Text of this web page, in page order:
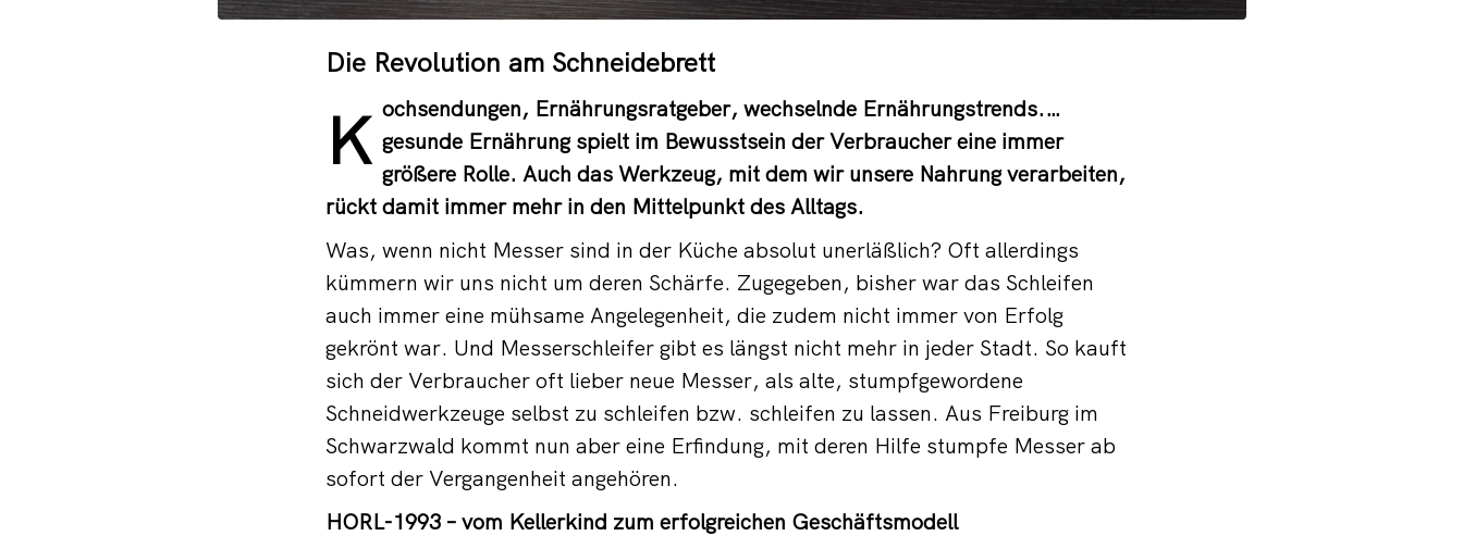
Die Revolution am Schneidebrett
K ochsendungen, Ernährungsratgeber, wechselnde Ernährungstrends.…
gesunde Ernährung spielt im Bewusstsein der Verbraucher eine immer
größere Rolle. Auch das Werkzeug, mit dem wir unsere Nahrung verarbeiten,
rückt damit immer mehr in den Mittelpunkt des Alltags.
Was, wenn nicht Messer sind in der Küche absolut unerläßlich? Oft allerdings
kümmern wir uns nicht um deren Schärfe. Zugegeben, bisher war das Schleifen
auch immer eine mühsame Angelegenheit, die zudem nicht immer von Erfolg
gekrönt war. Und Messerschleifer gibt es längst nicht mehr in jeder Stadt. So kauft
sich der Verbraucher oft lieber neue Messer, als alte, stumpfgewordene
Schneidwerkzeuge selbst zu schleifen bzw. schleifen zu lassen. Aus Freiburg im
Schwarzwald kommt nun aber eine Erfindung, mit deren Hilfe stumpfe Messer ab
sofort der Vergangenheit angehören.
HORL-1993 – vom Kellerkind zum erfolgreichen Geschäftsmodell